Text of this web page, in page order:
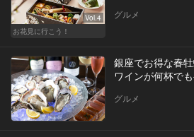
Vol.4
お花見に行こう！
グルメ
銀座でお得な春
ワインが何杯でも
グルメ